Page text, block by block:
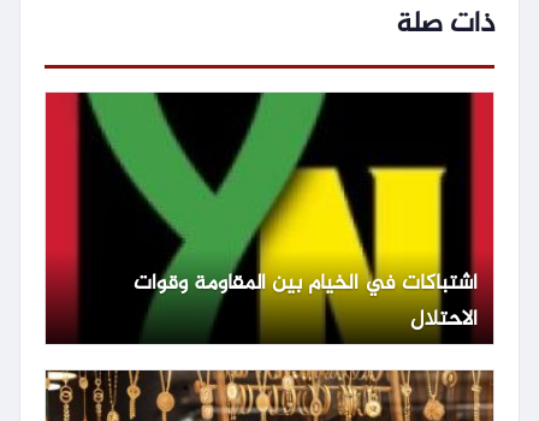
ذات صلة
اشتباكات في الخيام بين المقاومة وقوات
الاحتلال